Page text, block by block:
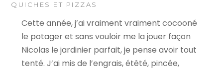
QUICHES ET PIZZAS
Cette année, j’ai vraiment vraiment cocooné
le potager et sans vouloir me la jouer façon
Nicolas le jardinier parfait, je pense avoir tout
tenté. J’ai mis de l’engrais, étêté, pincée,